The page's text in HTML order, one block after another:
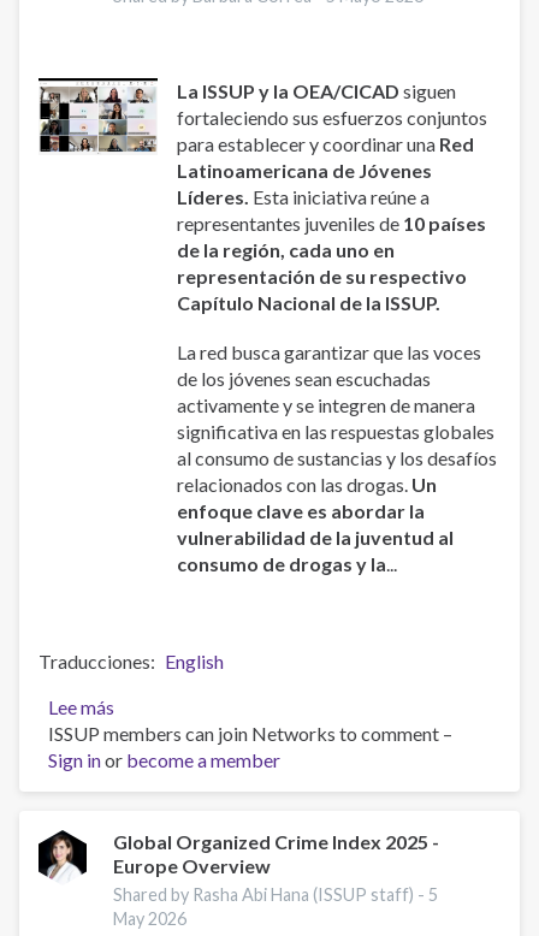
Prevención
de
las
Adicciones
(PLAPA)
La ISSUP y la OEA/CICADsiguen
fortaleciendo sus esfuerzos conjuntos
para establecer y coordinar una Red
Latinoamericana de Jóvenes
Líderes. Esta iniciativa reúne a
representantes juveniles de 10 países
de la región, cada uno en
representación de su respectivo
Capítulo Nacional de la ISSUP.
La red busca garantizar que las voces
de los jóvenes sean escuchadas
activamente y se integren de manera
significativa en las respuestas globales
al consumo de sustancias y los desafíos
relacionados con las drogas. Un
enfoque clave es abordar la
vulnerabilidad de la juventud al
consumo de drogas y la...
Traducciones
English
Lee más
ISSUP
y
OEA/CICAD
la
Red
Regional
de
ISSUP members can join Networks to comment –
Sign inor become a member
Global Organized Crime Index 2025 -
Europe Overview
Shared by Rasha Abi Hana (ISSUP staff) - 5
May 2026